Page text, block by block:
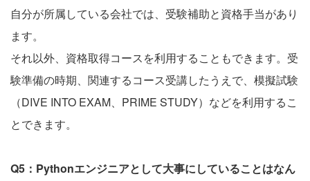
自分が所属している会社では、受験補助と資格手当があり
ます。
それ以外、資格取得コースを利用することもできます。受
験準備の時期、関連するコース受講したうえで、模擬試験
（DIVE INTO EXAM、PRIME STUDY）などを利用するこ
とできます。
Q5：Pythonエンジニアとして大事にしていることはなん